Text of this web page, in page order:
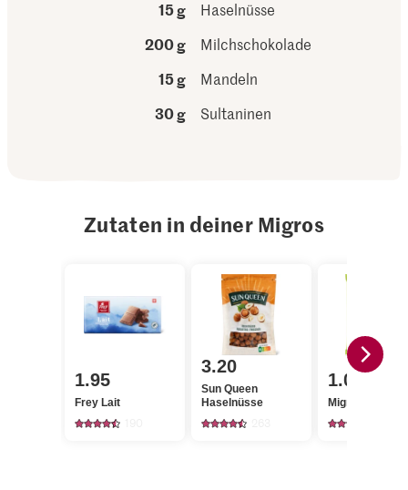
15 g
Haselnüsse
200 g
Milchschokolade
15 g
Mandeln
30 g
Sultaninen
Zutaten in deiner Migros
1.95
Frey Lait
3.20
Sun Queen
Haselnüsse
1.00
Migros